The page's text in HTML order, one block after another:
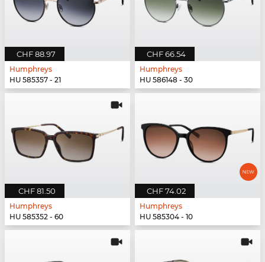
CHF 88.97
Humphreys
HU 585357 - 21
CHF 66.54
Humphreys
HU 586148 - 30
CHF 81.50
Humphreys
HU 585352 - 60
CHF 74.02
Humphreys
HU 585304 - 10